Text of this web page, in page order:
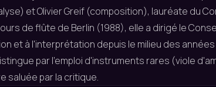
et Olivier Greif (composition), lauréate du
de flûte de Berlin (1988), elle a dirigé le
et à l'interprétation depuis le milieu des
par l'emploi d'instruments rares (viole
saluée par la critique.